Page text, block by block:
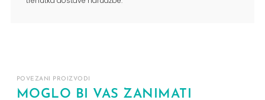
POVEZANI PROIZVODI
MOGLO BI VAS ZANIMATI